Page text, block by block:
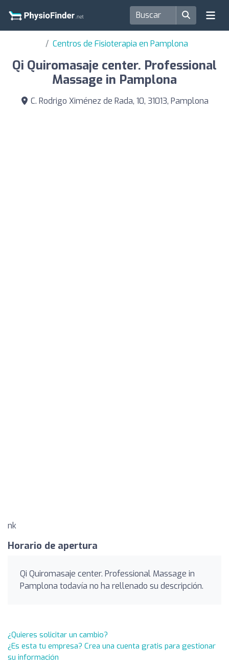
Centros de Fisioterapia en Pamplona
Qi Quiromasaje center. Professional
Massage in Pamplona
C. Rodrigo Ximénez de Rada, 10, 31013, Pamplona
nk
Horario de apertura
Qi Quiromasaje center. Professional Massage in
Pamplona todavía no ha rellenado su descripción.
¿Quieres solicitar un cambio?
¿Es esta tu empresa? Crea una cuenta gratis para gestionar
su información